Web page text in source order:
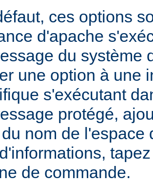
ces options
d'apache
du système
une option à une
s'exécutant
protégé,
nom de l'espace
de commande.